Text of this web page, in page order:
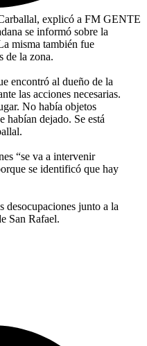
explicó a FM GENTE
se informó sobre la
misma también fue
de la zona.
encontró al dueño de la
las acciones necesarias.
No había objetos
habían dejado. Se está
“se va a intervenir
se identificó que hay
desocupaciones junto a la
San Rafael.